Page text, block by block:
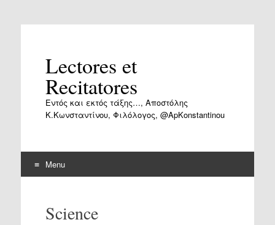
Lectores et
Recitatores
Εντός και εκτός τάξης…, Αποστόλης
Κ.Κωνσταντίνου, Φιλόλογος, @ApKonstantinou
Menu
contentScience